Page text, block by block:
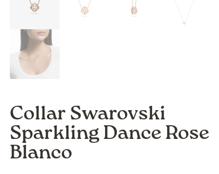
Collar Swarovski
Sparkling Dance Rose
Blanco